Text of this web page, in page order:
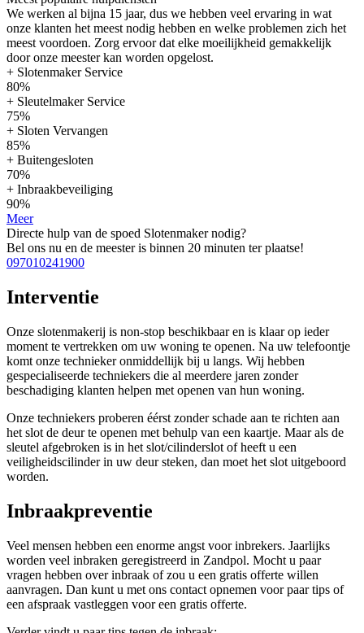
We werken al bijna 15 jaar, dus we hebben veel ervaring in wat
onze klanten het meest nodig hebben en welke problemen zich het
meest voordoen. Zorg ervoor dat elke moeilijkheid gemakkelijk
door onze meester kan worden opgelost.
+ Slotenmaker Service
80%
+ Sleutelmaker Service
75%
+ Sloten Vervangen
85%
+ Buitengesloten
70%
+ Inbraakbeveiliging
90%
Meer
Directe hulp van de spoed Slotenmaker nodig?
Bel ons nu en de meester is binnen 20 minuten ter plaatse!
097010241900
Interventie
Onze slotenmakerij is non-stop beschikbaar en is klaar op ieder
moment te vertrekken om uw woning te openen. Na uw telefoontje
komt onze technieker onmiddellijk bij u langs. Wij hebben
gespecialiseerde techniekers die al meerdere jaren zonder
beschadiging klanten helpen met openen van hun woning.
Onze techniekers proberen éérst zonder schade aan te richten aan
het slot de deur te openen met behulp van een kaartje. Maar als de
sleutel afgebroken is in het slot/cilinderslot of heeft u een
veiligheidscilinder in uw deur steken, dan moet het slot uitgeboord
worden.
Inbraakpreventie
Veel mensen hebben een enorme angst voor inbrekers. Jaarlijks
worden veel inbraken geregistreerd in Zandpol. Mocht u paar
vragen hebben over inbraak of zou u een gratis offerte willen
aanvragen. Dan kunt u met ons contact opnemen voor paar tips of
een afspraak vastleggen voor een gratis offerte.